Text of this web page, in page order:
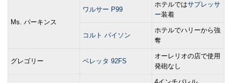
Ms. パーキンス
ワルサー P99
ホテルではサプレッサ
ー装着
コルト パイソン
ホテルでハリーから強
奪
グレゴリー ベレッタ 92FS
オーレリオの店で使用
発砲なし